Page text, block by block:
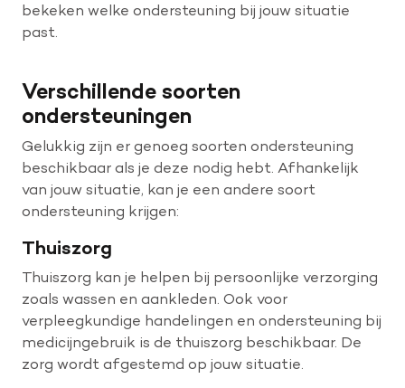
Doneer
bekeken welke ondersteuning bij jouw situatie
past.
Verschillende soorten
ondersteuningen
Gelukkig zijn er genoeg soorten ondersteuning
beschikbaar als je deze nodig hebt. Afhankelijk
van jouw situatie, kan je een andere soort
ondersteuning krijgen:
Thuiszorg
Thuiszorg kan je helpen bij persoonlijke verzorging
zoals wassen en aankleden. Ook voor
verpleegkundige handelingen en ondersteuning bij
medicijngebruik is de thuiszorg beschikbaar. De
zorg wordt afgestemd op jouw situatie.